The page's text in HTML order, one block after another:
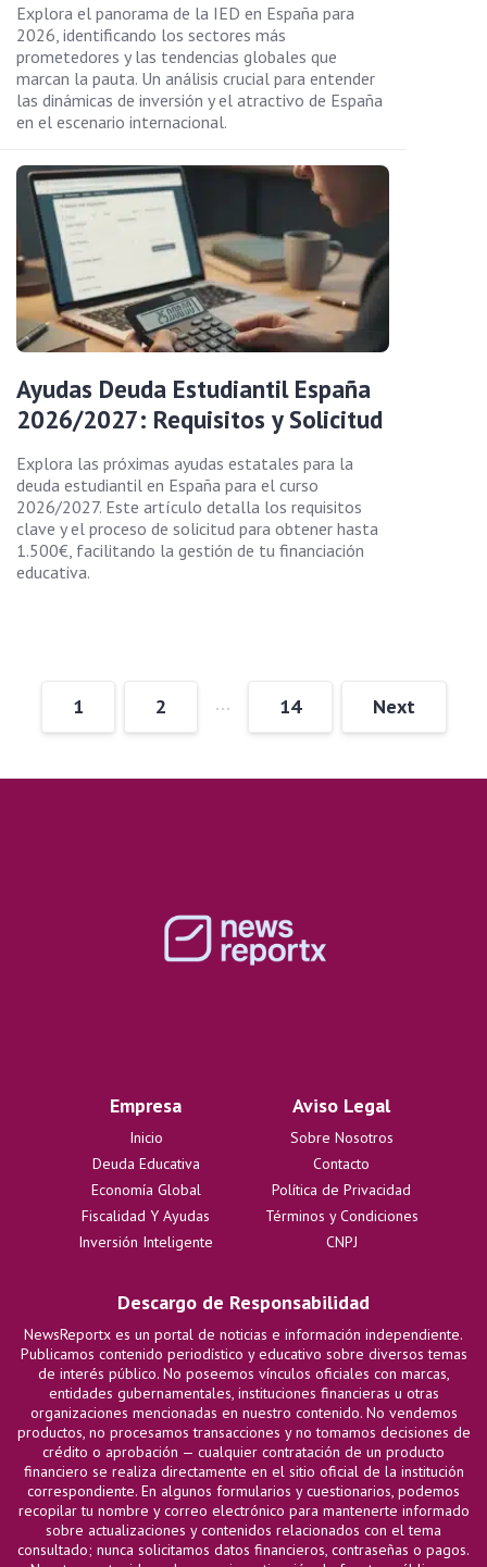
Explora el panorama de la IED en España para
2026, identificando los sectores más
prometedores y las tendencias globales que
marcan la pauta. Un análisis crucial para entender
las dinámicas de inversión y el atractivo de España
en el escenario internacional.
Ayudas Deuda Estudiantil España
2026/2027: Requisitos y Solicitud
Explora las próximas ayudas estatales para la
deuda estudiantil en España para el curso
2026/2027. Este artículo detalla los requisitos
clave y el proceso de solicitud para obtener hasta
1.500€, facilitando la gestión de tu financiación
educativa.
1 2 … 14 Next
Empresa
Inicio
Deuda Educativa
Economía Global
Fiscalidad Y Ayudas
Inversión Inteligente
Aviso Legal
Sobre Nosotros
Contacto
Política de Privacidad
Términos y Condiciones
CNPJ
Descargo de Responsabilidad
NewsReportx es un portal de noticias e información independiente.
Publicamos contenido periodístico y educativo sobre diversos temas
de interés público. No poseemos vínculos oficiales con marcas,
entidades gubernamentales, instituciones financieras u otras
organizaciones mencionadas en nuestro contenido. No vendemos
productos, no procesamos transacciones y no tomamos decisiones de
crédito o aprobación — cualquier contratación de un producto
financiero se realiza directamente en el sitio oficial de la institución
correspondiente. En algunos formularios y cuestionarios, podemos
recopilar tu nombre y correo electrónico para mantenerte informado
sobre actualizaciones y contenidos relacionados con el tema
consultado; nunca solicitamos datos financieros, contraseñas o pagos.